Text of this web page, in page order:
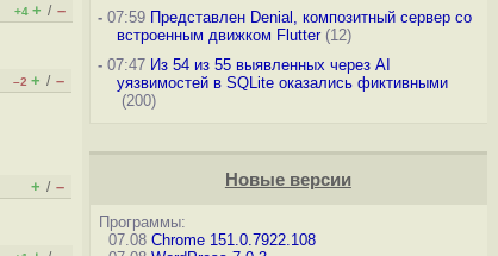
+4 + / –
–2 + / –
+ / –
-07:59 Представлен Denial, композитный сервер со
встроенным движком Flutter(12)
-07:47 Из 54 из 55 выявленных через AI
уязвимостей в SQLite оказались фиктивными
(200)
Новые версии
Программы:
07.08 Chrome 151.0.7922.108